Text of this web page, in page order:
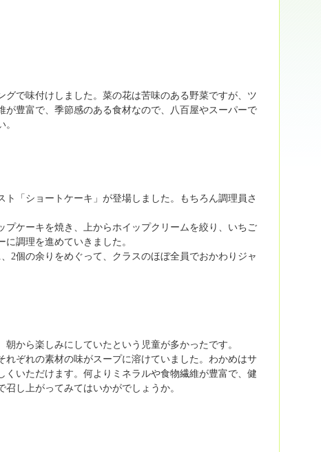
で味付けしました。菜の花は苦味のある野菜ですが、ツ
豊富で、季節感のある食材なので、八百屋やスーパーで
「ショートケーキ」が登場しました。もちろん調理員さ
ケーキを焼き、上からホイップクリームを絞り、いちご
調理を進めていきました。
2個の余りをめぐって、クラスのほぼ全員でおかわりジャ
から楽しみにしていたという児童が多かったです。
ぞれの素材の味がスープに溶けていました。わかめはサ
いただけます。何よりミネラルや食物繊維が豊富で、健
し上がってみてはいかがでしょうか。